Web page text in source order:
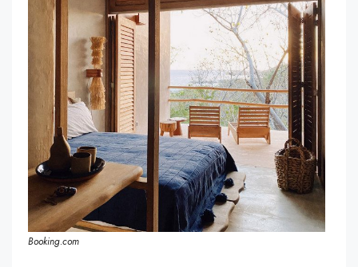
Booking.com